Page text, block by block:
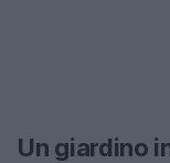
Un giardino